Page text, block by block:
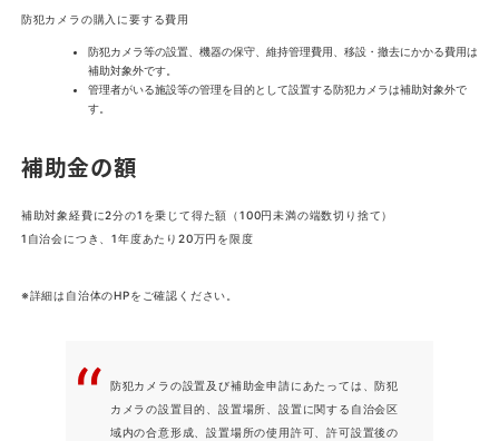
防犯カメラの購入に要する費用
防犯カメラ等の設置、機器の保守、維持管理費用、移設・撤去にかかる費用は
補助対象外です。
管理者がいる施設等の管理を目的として設置する防犯カメラは補助対象外で
す。
補助金の額
補助対象経費に2分の1を乗じて得た額（100円未満の端数切り捨て）
1自治会につき、1年度あたり20万円を限度
※詳細は自治体のHPをご確認ください。
防犯カメラの設置及び補助金申請にあたっては、防犯
カメラの設置目的、設置場所、設置に関する自治会区
域内の合意形成、設置場所の使用許可、許可設置後の